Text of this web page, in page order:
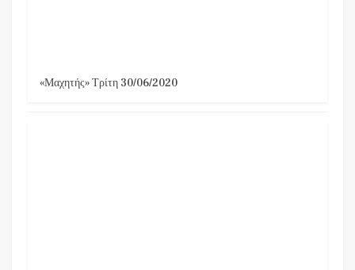
«Μαχητής» Τρίτη 30/06/2020